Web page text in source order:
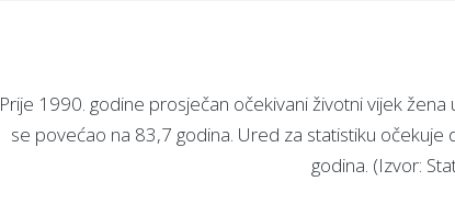
Prije 1990. godine prosječan očekivani životni vijek
se povećao na 83,7 godina. Ured za statistiku
godina. (Izvor: